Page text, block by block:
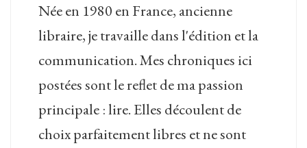
Née en 1980 en France, ancienne
libraire, je travaille dans l'édition et la
communication. Mes chroniques ici
postées sont le reflet de ma passion
principale : lire. Elles découlent de
choix parfaitement libres et ne sont